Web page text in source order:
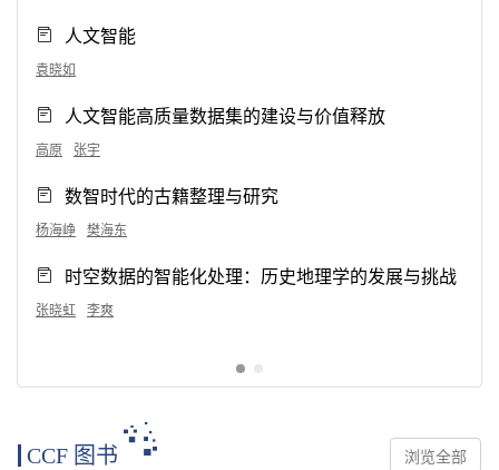
人文智能
袁晓如
人文智能高质量数据集的建设与价值释放
高原 张宇
数智时代的古籍整理与研究
杨海峥 樊海东
时空数据的智能化处理：历史地理学的发展与挑战
张晓虹 李爽
CCF 图书 浏览全部